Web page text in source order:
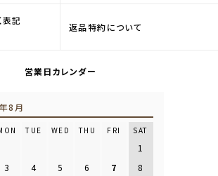
記
返品特約について
営業日カレンダー
8月
TUE WED THU FRI SAT
1
3 4 5 6 7 8